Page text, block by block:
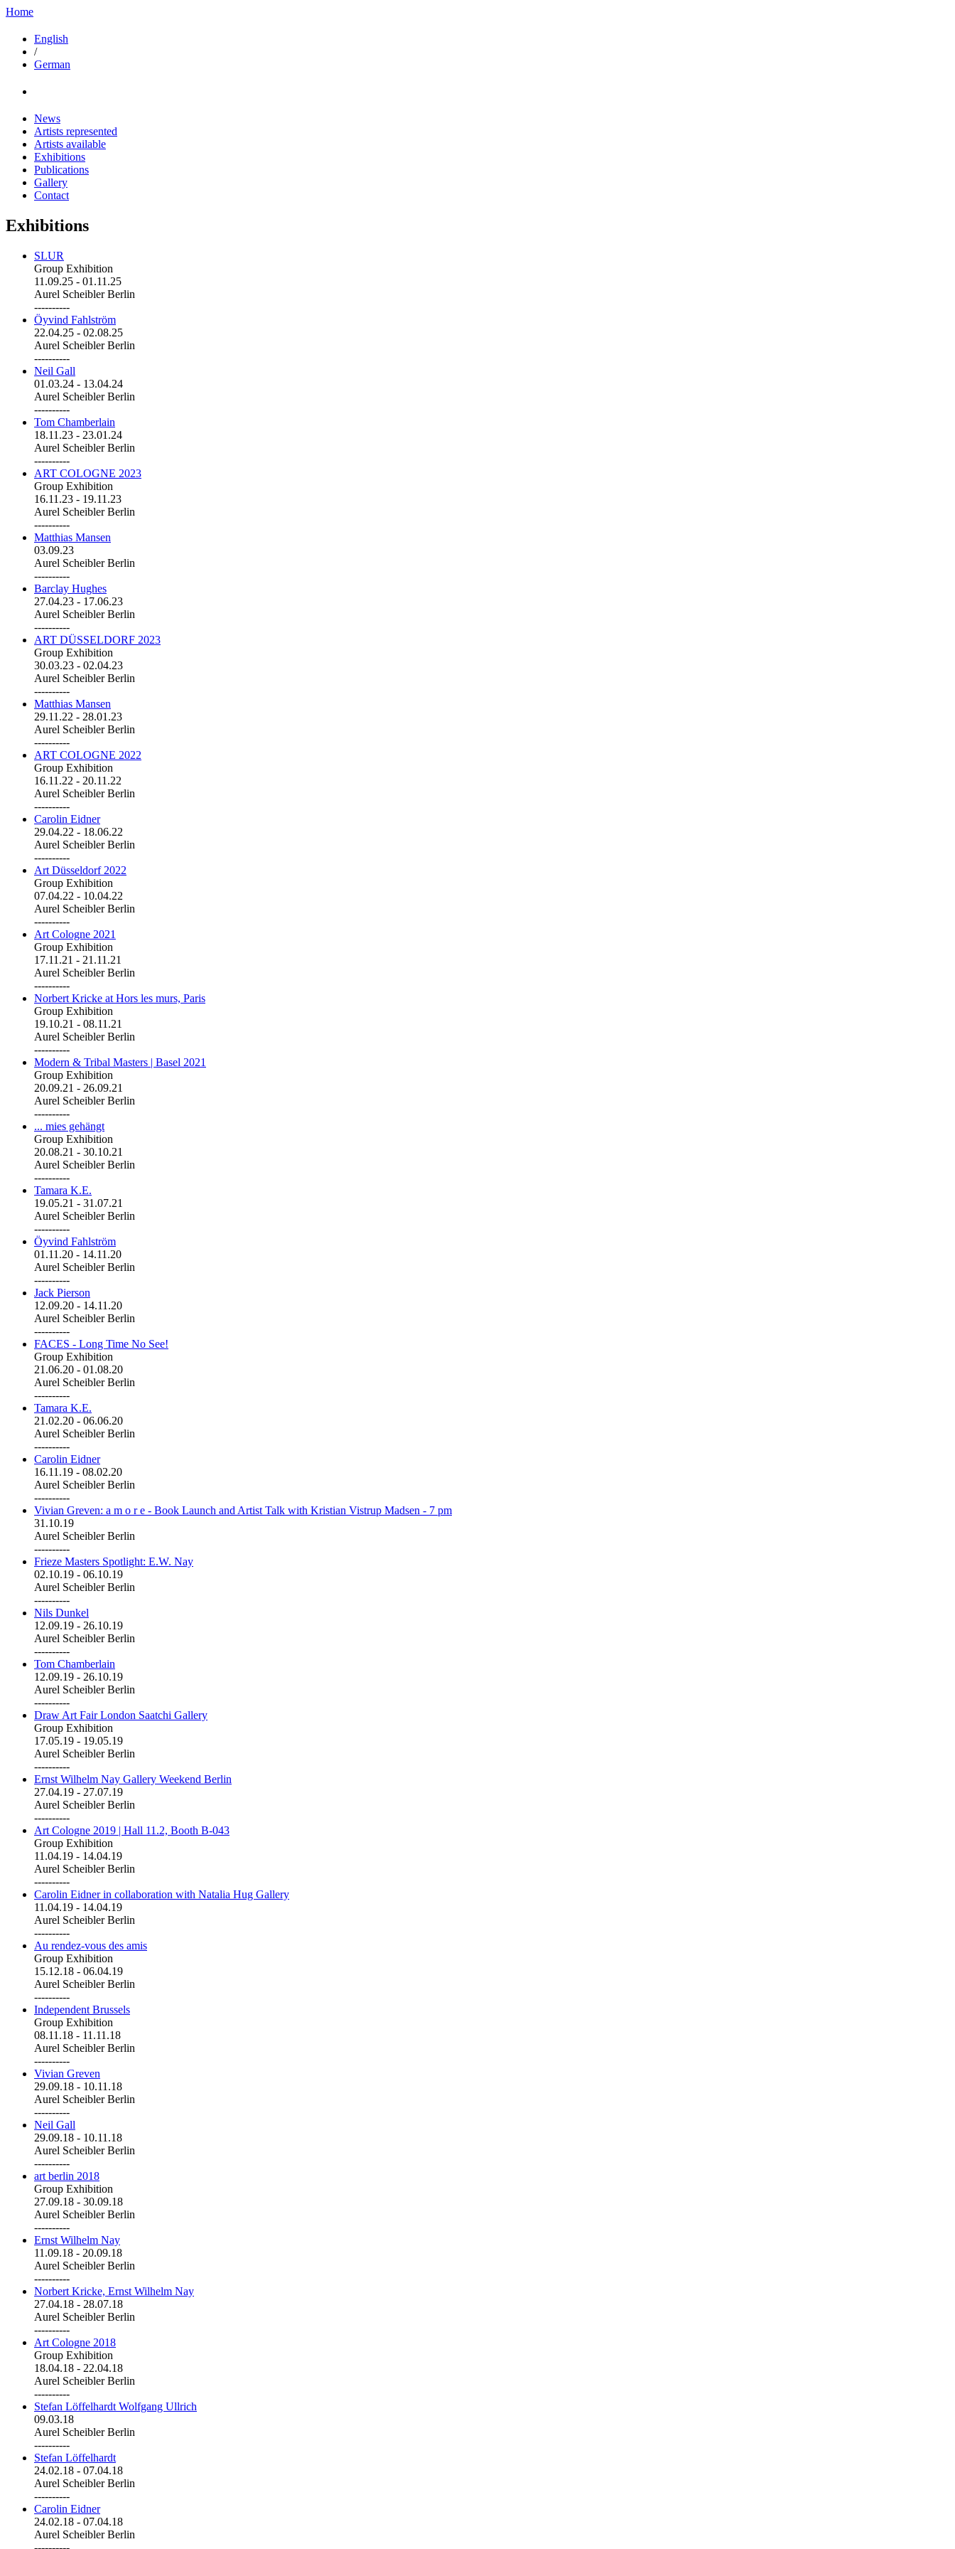
Home
English
/
German
News
Artists represented
Artists available
Exhibitions
Publications
Gallery
Contact
Exhibitions
SLUR
Group Exhibition
11.09.25 - 01.11.25
Aurel Scheibler Berlin
----------
Öyvind Fahlström
22.04.25 - 02.08.25
Aurel Scheibler Berlin
----------
Neil Gall
01.03.24 - 13.04.24
Aurel Scheibler Berlin
----------
Tom Chamberlain
18.11.23 - 23.01.24
Aurel Scheibler Berlin
----------
ART COLOGNE 2023
Group Exhibition
16.11.23 - 19.11.23
Aurel Scheibler Berlin
----------
Matthias Mansen
03.09.23
Aurel Scheibler Berlin
----------
Barclay Hughes
27.04.23 - 17.06.23
Aurel Scheibler Berlin
----------
ART DÜSSELDORF 2023
Group Exhibition
30.03.23 - 02.04.23
Aurel Scheibler Berlin
----------
Matthias Mansen
29.11.22 - 28.01.23
Aurel Scheibler Berlin
----------
ART COLOGNE 2022
Group Exhibition
16.11.22 - 20.11.22
Aurel Scheibler Berlin
----------
Carolin Eidner
29.04.22 - 18.06.22
Aurel Scheibler Berlin
----------
Art Düsseldorf 2022
Group Exhibition
07.04.22 - 10.04.22
Aurel Scheibler Berlin
----------
Art Cologne 2021
Group Exhibition
17.11.21 - 21.11.21
Aurel Scheibler Berlin
----------
Norbert Kricke at Hors les murs, Paris
Group Exhibition
19.10.21 - 08.11.21
Aurel Scheibler Berlin
----------
Modern & Tribal Masters | Basel 2021
Group Exhibition
20.09.21 - 26.09.21
Aurel Scheibler Berlin
----------
... mies gehängt
Group Exhibition
20.08.21 - 30.10.21
Aurel Scheibler Berlin
----------
Tamara K.E.
19.05.21 - 31.07.21
Aurel Scheibler Berlin
----------
Öyvind Fahlström
01.11.20 - 14.11.20
Aurel Scheibler Berlin
----------
Jack Pierson
12.09.20 - 14.11.20
Aurel Scheibler Berlin
----------
FACES - Long Time No See!
Group Exhibition
21.06.20 - 01.08.20
Aurel Scheibler Berlin
----------
Tamara K.E.
21.02.20 - 06.06.20
Aurel Scheibler Berlin
----------
Carolin Eidner
16.11.19 - 08.02.20
Aurel Scheibler Berlin
----------
Vivian Greven: a m o r e - Book Launch and Artist Talk with Kristian Vistrup Madsen - 7 pm
31.10.19
Aurel Scheibler Berlin
----------
Frieze Masters Spotlight: E.W. Nay
02.10.19 - 06.10.19
Aurel Scheibler Berlin
----------
Nils Dunkel
12.09.19 - 26.10.19
Aurel Scheibler Berlin
----------
Tom Chamberlain
12.09.19 - 26.10.19
Aurel Scheibler Berlin
----------
Draw Art Fair London Saatchi Gallery
Group Exhibition
17.05.19 - 19.05.19
Aurel Scheibler Berlin
----------
Ernst Wilhelm Nay Gallery Weekend Berlin
27.04.19 - 27.07.19
Aurel Scheibler Berlin
----------
Art Cologne 2019 | Hall 11.2, Booth B-043
Group Exhibition
11.04.19 - 14.04.19
Aurel Scheibler Berlin
----------
Carolin Eidner in collaboration with Natalia Hug Gallery
11.04.19 - 14.04.19
Aurel Scheibler Berlin
----------
Au rendez-vous des amis
Group Exhibition
15.12.18 - 06.04.19
Aurel Scheibler Berlin
----------
Independent Brussels
Group Exhibition
08.11.18 - 11.11.18
Aurel Scheibler Berlin
----------
Vivian Greven
29.09.18 - 10.11.18
Aurel Scheibler Berlin
----------
Neil Gall
29.09.18 - 10.11.18
Aurel Scheibler Berlin
----------
art berlin 2018
Group Exhibition
27.09.18 - 30.09.18
Aurel Scheibler Berlin
----------
Ernst Wilhelm Nay
11.09.18 - 20.09.18
Aurel Scheibler Berlin
----------
Norbert Kricke, Ernst Wilhelm Nay
27.04.18 - 28.07.18
Aurel Scheibler Berlin
----------
Art Cologne 2018
Group Exhibition
18.04.18 - 22.04.18
Aurel Scheibler Berlin
----------
Stefan Löffelhardt Wolfgang Ullrich
09.03.18
Aurel Scheibler Berlin
----------
Stefan Löffelhardt
24.02.18 - 07.04.18
Aurel Scheibler Berlin
----------
Carolin Eidner
24.02.18 - 07.04.18
Aurel Scheibler Berlin